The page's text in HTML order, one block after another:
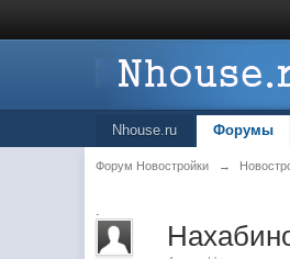
Nhouse.ru Форумы
Форум Новостройки →
.